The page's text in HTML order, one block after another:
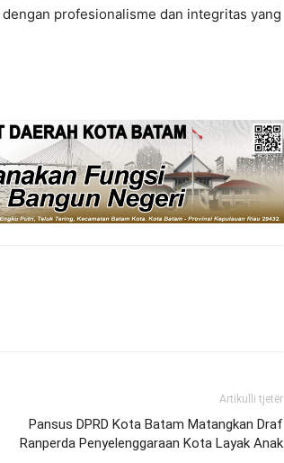
profesionalisme dan integritas yang
Artikulli tjetër
Pansus DPRD Kota Batam Matangkan Draf
Ranperda Penyelenggaraan Kota Layak Anak